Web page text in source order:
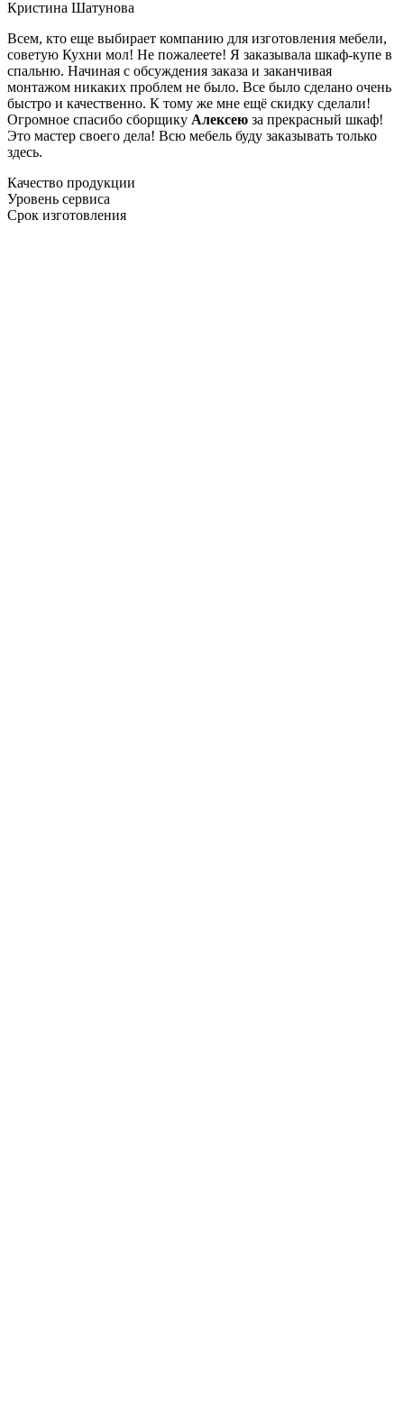
Кристина Шатунова
Всем, кто еще выбирает компанию для изготовления мебели,
советую Кухни мол! Не пожалеете! Я заказывала шкаф-купе в
спальню. Начиная с обсуждения заказа и заканчивая
монтажом никаких проблем не было. Все было сделано очень
быстро и качественно. К тому же мне ещё скидку сделали!
Огромное спасибо сборщику Алексею за прекрасный шкаф!
Это мастер своего дела! Всю мебель буду заказывать только
здесь.
Качество продукции
Уровень сервиса
Срок изготовления